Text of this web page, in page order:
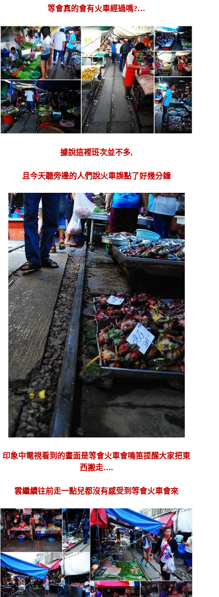
等會真的會有火車經過嗎?…
據說這裡班次並不多,
且今天聽旁邊的人們說火車誤點了好幾分鐘
印象中電視看到的畫面是等會火車會鳴笛提醒大家把東
西搬走….
雲繼續往前走一點兒都沒有感受到等會火車會來